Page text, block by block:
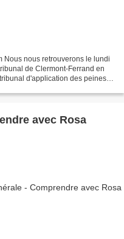
Nous nous retrouverons le lundi
de Clermont-Ferrand en
d'application des peines
avec Rosa